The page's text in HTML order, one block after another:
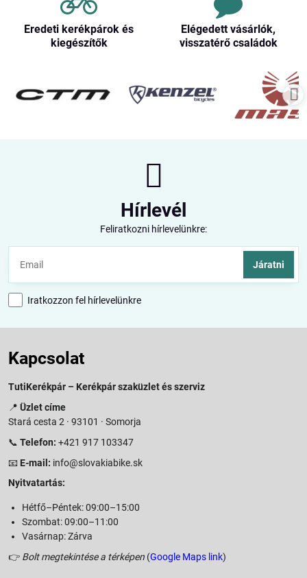
Eredeti kerékpárok és
kiegészítők
Elégedett vásárlók,
visszatérő családok
Hírlevél
Feliratkozni hírlevelünkre:
Járatni
Iratkozzon fel hírlevelünkre
Kapcsolat
TutiKerékpár – Kerékpár szaküzlet és szerviz
📍 Üzlet címe
Stará cesta 2 · 93101 · Somorja
📞 Telefon: +421 917 103347
📧 E-mail: info@slovakiabike.sk
Nyitvatartás:
Hétfő–Péntek: 09:00–15:00
Szombat: 09:00–11:00
Vasárnap: Zárva
👉 Bolt megtekintése a térképen (Google Maps link)